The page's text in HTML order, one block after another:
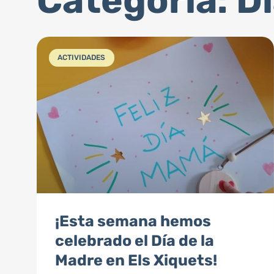
ACTIVIDADES
¡Esta semana hemos
celebrado el Día de la
Madre en Els Xiquets!